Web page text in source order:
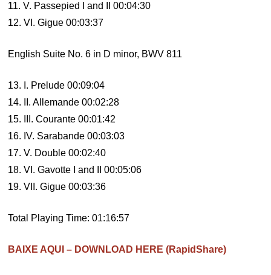
11. V. Passepied I and II 00:04:30
12. VI. Gigue 00:03:37
English Suite No. 6 in D minor, BWV 811
13. I. Prelude 00:09:04
14. II. Allemande 00:02:28
15. III. Courante 00:01:42
16. IV. Sarabande 00:03:03
17. V. Double 00:02:40
18. VI. Gavotte I and II 00:05:06
19. VII. Gigue 00:03:36
Total Playing Time: 01:16:57
BAIXE AQUI – DOWNLOAD HERE (RapidShare)